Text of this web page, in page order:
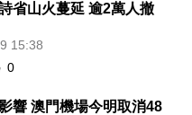
省山火蔓延 逾2萬人撤
15:38
0
響 澳門機場今明取消48